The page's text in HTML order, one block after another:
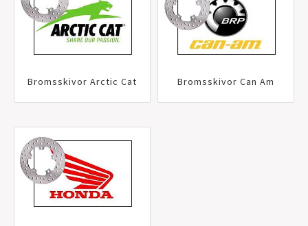
Bromsskivor Arctic Cat Bromsskivor Can Am